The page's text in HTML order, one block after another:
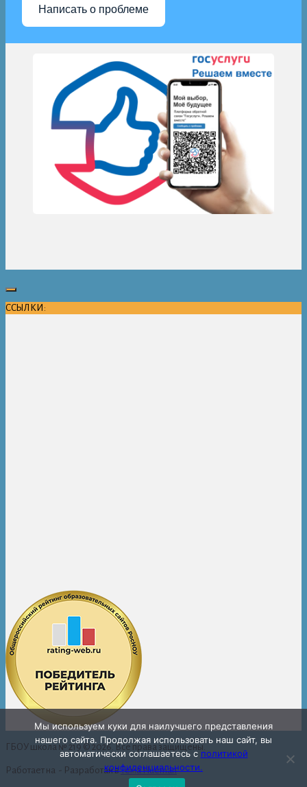
Написать о проблеме
ССЫЛКИ:
ГБОУ школа № 219 © 2026. Все права защищены.
Работает на - Разработан вТема Hueman
Мы используем куки для наилучшего представления
нашего сайта. Продолжая использовать наш сайт, вы
автоматически соглашаетесь сполитикой
конфиденциальности.